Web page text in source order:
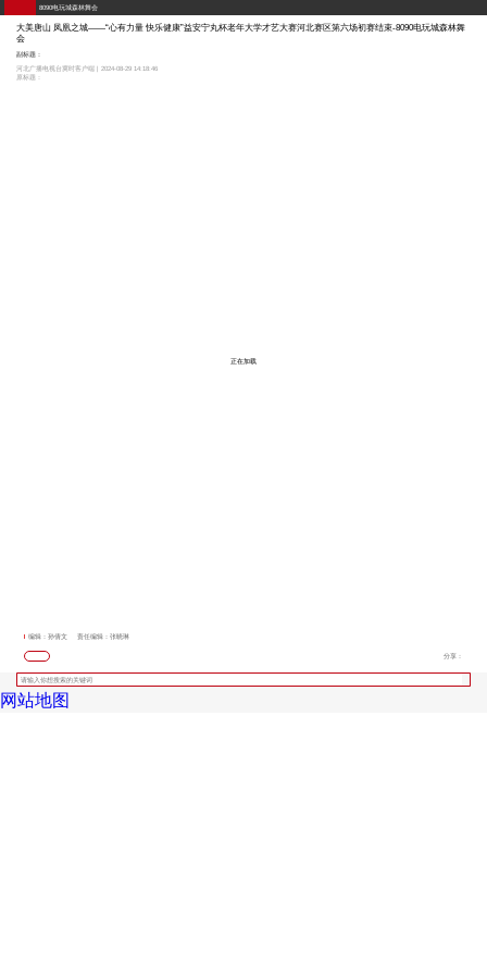
8090电玩城森林舞会
大美唐山 凤凰之城——“心有力量 快乐健康”益安宁丸杯老年大学才艺大赛河北赛区第六场初赛结束-8090电玩城森林舞
会
副标题：
河北广播电视台冀时客户端 | 2024-08-29 14:18:46
原标题：
正在加载
编辑：孙倩文 责任编辑：张晓琳
分享：
网站地图